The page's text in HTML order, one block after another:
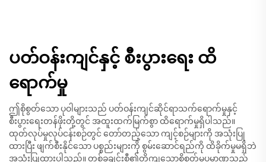
ပတ်ဝန်းကျင်နှင့် စီးပွားရေး ထိ
ရောက်မှု
ဤစိုစွတ်သော ပုဝါများသည် ပတ်ဝန်းကျင်ဆိုင်ရာသက်ရောက်မှုနှင့်
စီးပွားရေးတန်ဖိုးတို့တွင် အထူးထက်မြက်စွာ ထိရောက်မှုရှိပါသည်။
ထုတ်လုပ်မှုလုပ်ငန်းစဉ်တွင် တော်တည့်သော ကျင့်စဉ်များကို အသုံးပြု
ထားပြီး ဖျက်စီးနိုင်သော ပစ္စည်းများကို စွမ်းဆောင်ရည်ကို ထိခိုက်မှုမရှိဘဲ
အသုံးပြုထားပါသည်။ တစ်ခုချင်းစီ၏တိကျသောစိုစွတ်မှုပမာဏသည်